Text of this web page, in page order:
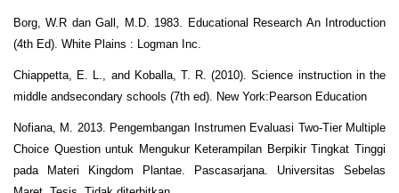
Borg, W.R dan Gall, M.D. 1983. Educational Research An Introduction
(4th Ed). White Plains : Logman Inc.
Chiappetta, E. L., and Koballa, T. R. (2010). Science instruction in the
middle andsecondary schools (7th ed). New York:Pearson Education
Nofiana, M. 2013. Pengembangan Instrumen Evaluasi Two-Tier Multiple
Choice Question untuk Mengukur Keterampilan Berpikir Tingkat Tinggi
pada Materi Kingdom Plantae. Pascasarjana. Universitas Sebelas